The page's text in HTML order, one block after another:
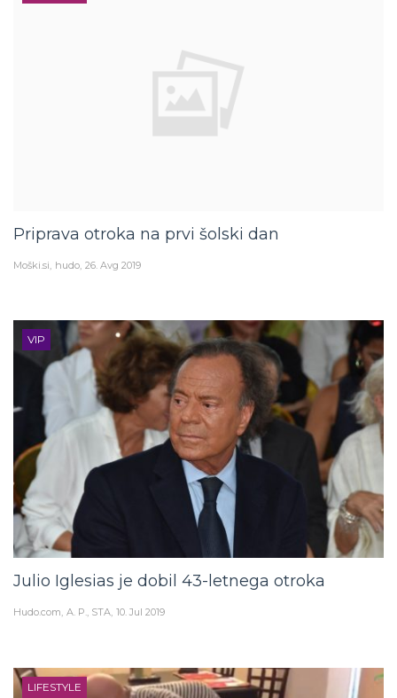
Priprava otroka na prvi šolski dan
Moški.si hudo 26. Avg 2019
VIP
Julio Iglesias je dobil 43-letnega otroka
Hudo.com A. P., STA 10. Jul 2019
LIFESTYLE